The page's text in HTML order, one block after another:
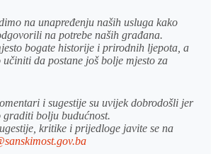
na unapređenju naših usluga kako
na potrebe naših građana.
bogate historije i prirodnih ljepota, a
učiniti da postane još bolje mjesto za
i sugestije su uvijek dobrodošli jer
graditi bolju budućnost.
kritike i prijedloge javite se na